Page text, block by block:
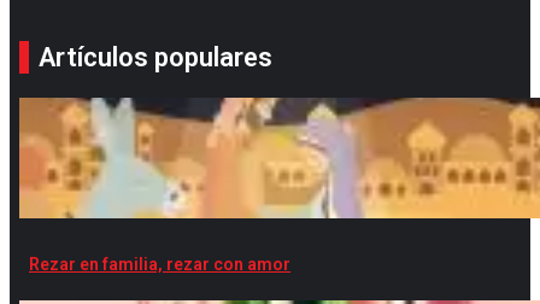
Artículos populares
Rezar en familia, rezar con amor